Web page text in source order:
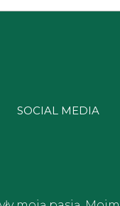
SOCIAL MEDIA